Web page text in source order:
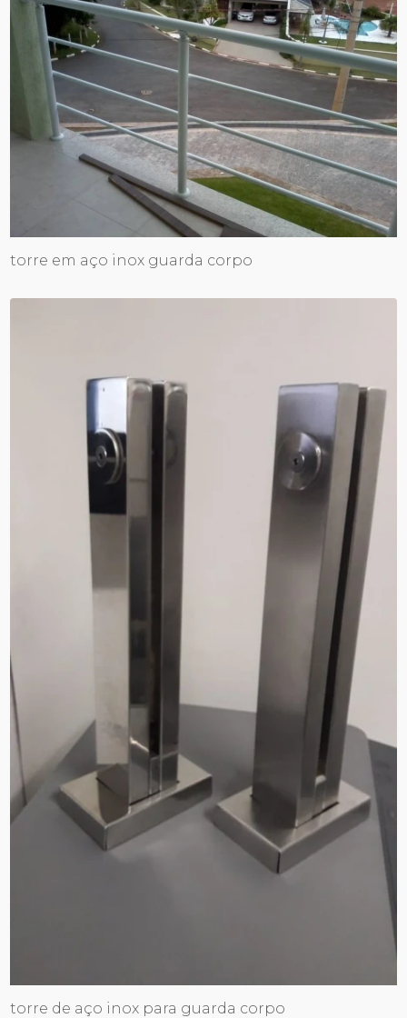
torre em aço inox guarda corpo
torre de aço inox para guarda corpo